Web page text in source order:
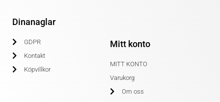
Dinanaglar
GDPR
Kontakt
Köpvillkor
Mitt konto
MITT KONTO
Varukorg
Om oss